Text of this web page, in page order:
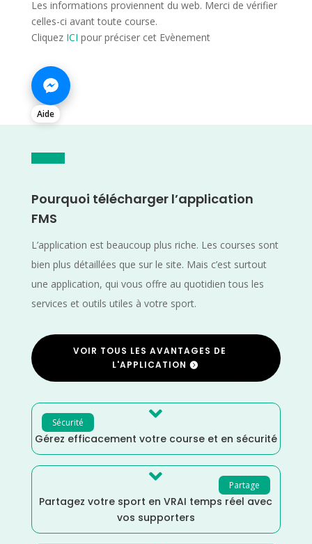
Les informations proviennent du web. Merci de vérifier
celles-ci avant toute course.
Cliquez ICI pour préciser cet Evènement
Aide
Pourquoi télécharger l’application
FMS
L’application est beaucoup plus riche. Les courses sont
bien plus détaillées que sur le site. Mais c’est surtout
une application, qui vous offre au quotidien tous les
services et outils utiles à votre sport.
VOIR TOUS LES AVANTAGES DE
L'APPLICATION
Sécurité 
Gérez efficacement votre course et en sécurité
Partage

Partagez votre sport en VRAI temps réel avec
vos supporters